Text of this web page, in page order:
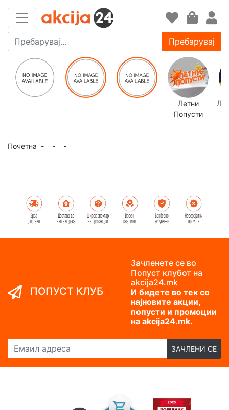
Пребарувај
Летни
Попусти
Почетна - - -
ПОПУСТ КЛУБ
Зачленете се во
Попуст клубот на
akcija24.mk
И бидете во тек со
најновите акции,
попусти и промоции
на akcija24.mk.
Емаил адреса
ЗАЧЛЕНИ СЕ